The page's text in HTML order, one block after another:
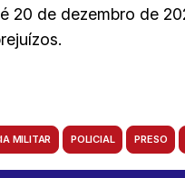
20 de dezembro de
MILITAR POLICIAL PRESO